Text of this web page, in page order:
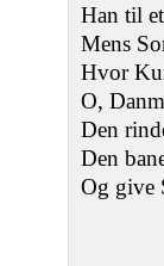
Han til
Mens
Hvor
O,
Den
Den
Og give